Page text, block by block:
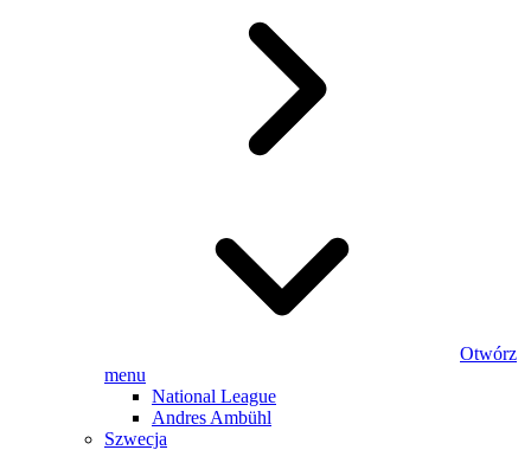
Otwórz
menu
National League
Andres Ambühl
Szwecja